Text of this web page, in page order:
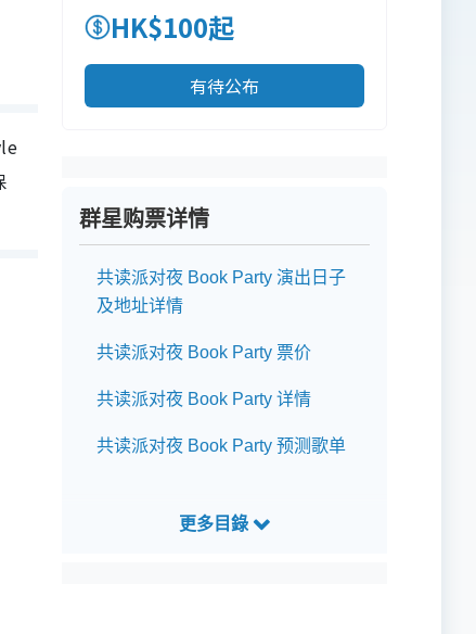
HK$100起
有待公布
群星购票详情
共读派对夜 Book Party 演出日子
及地址详情
共读派对夜 Book Party 票价
共读派对夜 Book Party 详情
共读派对夜 Book Party 预测歌单